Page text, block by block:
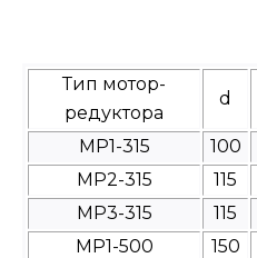
Тип мотор-
редуктора
d
МР1-315 100
МР2-315
115
МР3-315
115
МР1-500
150